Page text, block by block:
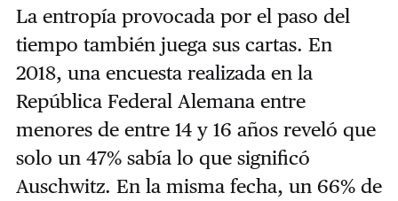
La entropía provocada por el paso del
tiempo también juega sus cartas. En
2018, una encuesta realizada en la
República Federal Alemana entre
menores de entre 14 y 16 años reveló que
solo un 47% sabía lo que significó
Auschwitz. En la misma fecha, un 66% de